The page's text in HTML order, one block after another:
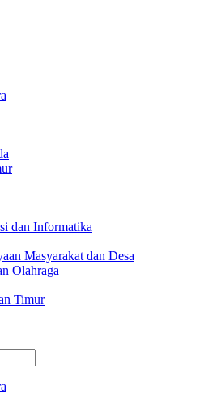
dan Informatika
Masyarakat dan Desa
Olahraga
Timur